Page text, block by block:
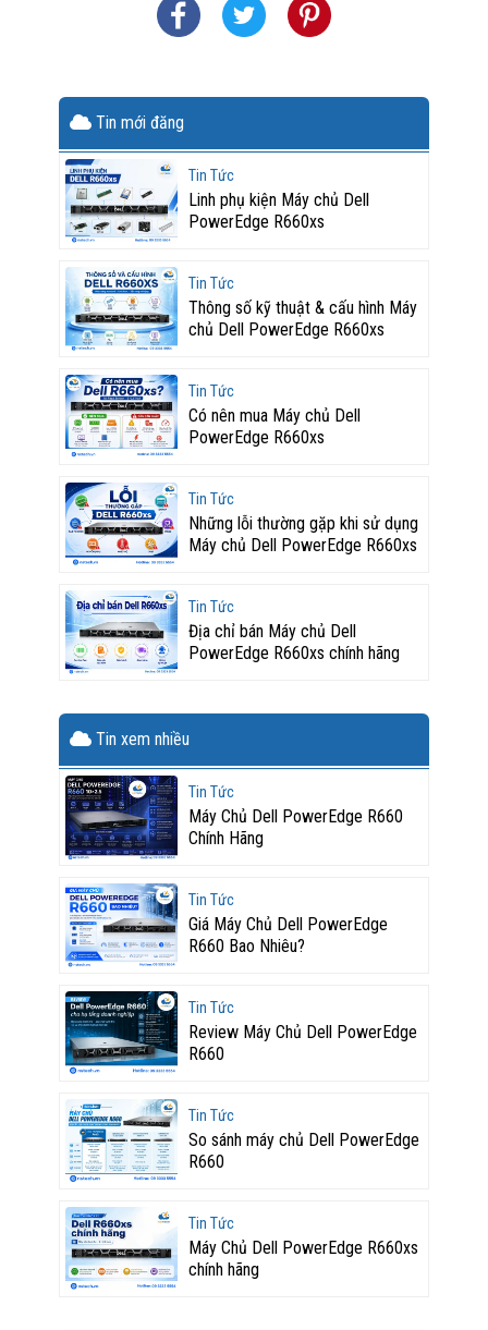
Tin mới đăng
Tin Tức
Linh phụ kiện Máy chủ Dell
PowerEdge R660xs
Tin Tức
Thông số kỹ thuật & cấu hình Máy
chủ Dell PowerEdge R660xs
Tin Tức
Có nên mua Máy chủ Dell
PowerEdge R660xs
Tin Tức
Những lỗi thường gặp khi sử dụng
Máy chủ Dell PowerEdge R660xs
Tin Tức
Địa chỉ bán Máy chủ Dell
PowerEdge R660xs chính hãng
Tin xem nhiều
Tin Tức
Máy Chủ Dell PowerEdge R660
Chính Hãng
Tin Tức
Giá Máy Chủ Dell PowerEdge
R660 Bao Nhiêu?
Tin Tức
Review Máy Chủ Dell PowerEdge
R660
Tin Tức
So sánh máy chủ Dell PowerEdge
R660
Tin Tức
Máy Chủ Dell PowerEdge R660xs
chính hãng